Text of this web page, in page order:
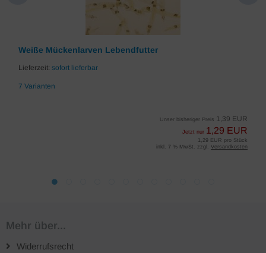
Weiße Mückenlarven Lebendfutter
Lieferzeit: sofort lieferbar
7 Varianten
Unser bisheriger Preis 1,39 EUR
Jetzt nur 1,29 EUR
1,29 EUR pro Stück
inkl. 7 % MwSt. zzgl. Versandkosten
Mehr über...
Widerrufsrecht